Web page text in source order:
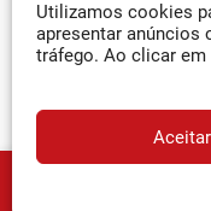
Utilizamos cookies
apresentar anúncios
tráfego. Ao clicar
Aceitar